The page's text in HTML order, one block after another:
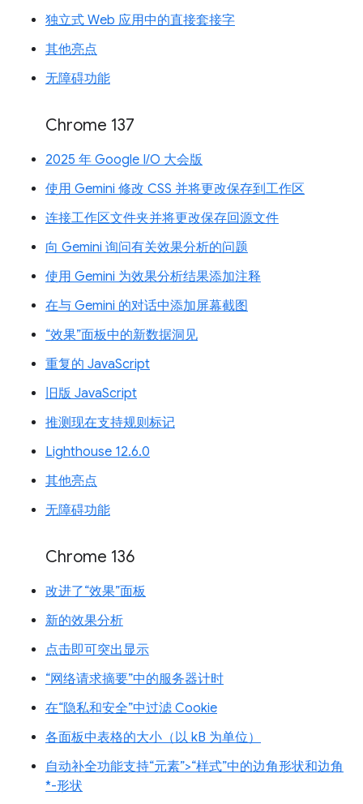
独立式 Web 应用中的直接套接字
其他亮点
无障碍功能
Chrome 137
2025 年 Google I/O 大会版
使用 Gemini 修改 CSS 并将更改保存到工作区
连接工作区文件夹并将更改保存回源文件
向 Gemini 询问有关效果分析的问题
使用 Gemini 为效果分析结果添加注释
在与 Gemini 的对话中添加屏幕截图
“效果”面板中的新数据洞见
重复的 JavaScript
旧版 JavaScript
推测现在支持规则标记
Lighthouse 12.6.0
其他亮点
无障碍功能
Chrome 136
改进了“效果”面板
新的效果分析
点击即可突出显示
“网络请求摘要”中的服务器计时
在“隐私和安全”中过滤 Cookie
各面板中表格的大小（以 kB 为单位）
自动补全功能支持“元素”>“样式”中的边角形状和边角
*-形状